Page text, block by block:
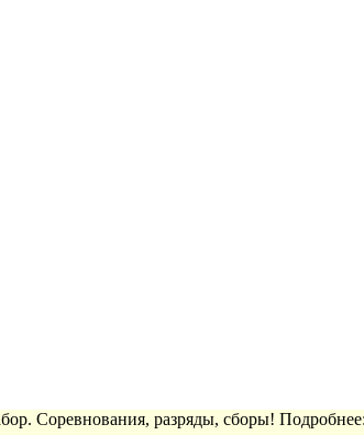
Соревнования, разряды, сборы!